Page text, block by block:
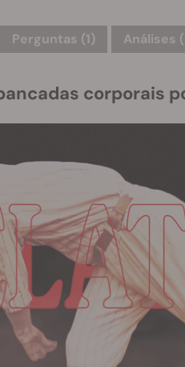
Perguntas (1) Análises
corporais